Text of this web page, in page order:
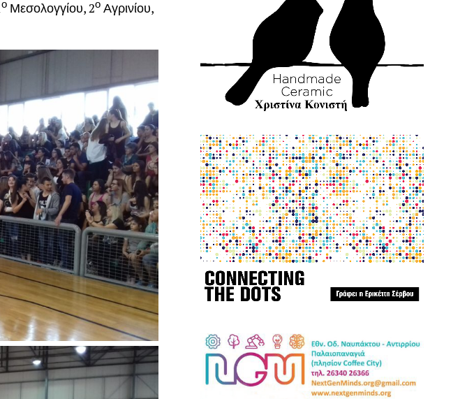
ο Μεσολογγίου, 2ο Αγρινίου,